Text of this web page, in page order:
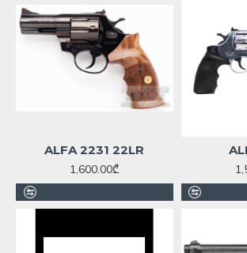
ALFA 2231 22LR
1,600.00₾